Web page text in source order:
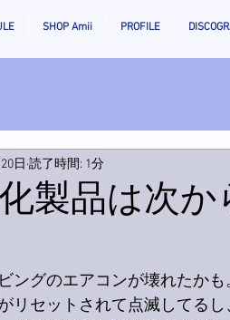
SHOP Amii PROFILE
製品は次
日 読了時間: 1分
ングのエアコンが壊れたかも
リセットされて点滅してる